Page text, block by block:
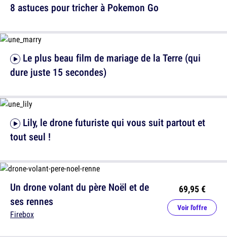
dure juste 15 secondes)
Un drone volant du père Noël et de
ses rennes
Firebox
69,95 €
Voir l'offre
8 astuces pour tricher à Pokemon Go
tout seul !